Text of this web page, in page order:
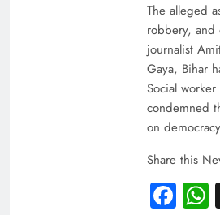
The alleged
robbery, and
journalist
Gaya, Bihar
Social
condemned
on
Share this